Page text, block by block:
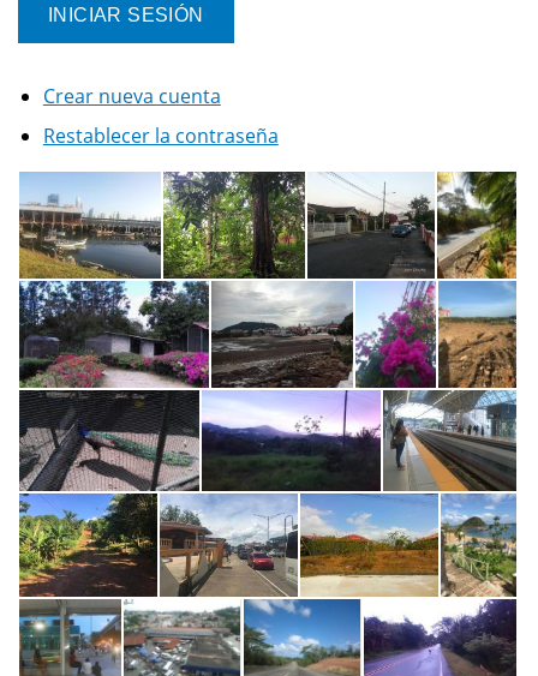
Crear nueva cuenta
Restablecer la contraseña